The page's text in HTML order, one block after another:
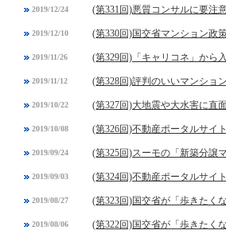
2019/12/24 (第331回)悪質コンサルに要注
2019/12/10 (第330回)国交省マンション政
2019/11/26 (第329回)「キャリコネ」から
2019/11/12 (第328回)評判のいいマンショ
2019/10/22 (第327回)大地震や大水害に直
2019/10/08 (第326回)不動産ポータルサイ
2019/09/24 (第325回)スーモの「新築分譲
2019/09/03 (第324回)不動産ポータルサイ
2019/08/27 (第323回)国交省が「歩きたく
2019/08/06 (第322回)国交省が「歩きたく